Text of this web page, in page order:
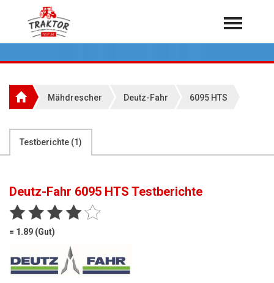
Home
Rundballenpressen
Teleskoplader
Rasentraktoren
Über 7.000 Testberichte
Mähdrescher Deutz-Fahr 6095 HTS
Testberichte (1)
Deutz-Fahr 6095 HTS Testberichte
= 1.89 (Gut)